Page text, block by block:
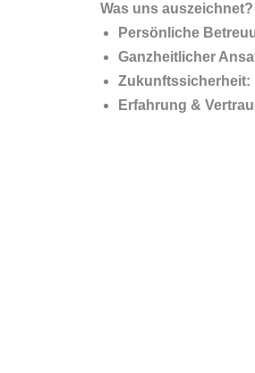
Was uns auszeichnet?
Persönliche
Ganzheitlicher
Zukunftssicherheit:
Erfahrung &